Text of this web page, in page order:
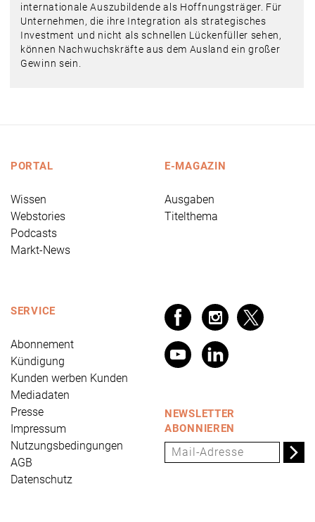
internationale Auszubildende als Hoffnungsträger. Für
Unternehmen, die ihre Integration als strategisches
Investment und nicht als schnellen Lückenfüller sehen,
können Nachwuchskräfte aus dem Ausland ein großer
Gewinn sein.
PORTAL
Wissen
Webstories
Podcasts
Markt-News
E-MAGAZIN
Ausgaben
Titelthema
SERVICE
Abonnement
Kündigung
Kunden werben Kunden
Mediadaten
Presse
Impressum
Nutzungsbedingungen
AGB
Datenschutz
NEWSLETTER
ABONNIEREN